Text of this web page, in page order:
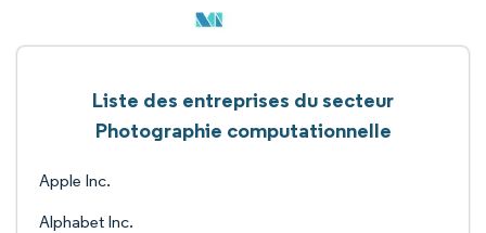
Liste des entreprises du secteur
Photographie computationnelle
Apple Inc.
Alphabet Inc.